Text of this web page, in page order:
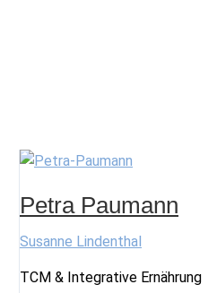
Petra Paumann
Susanne Lindenthal
TCM & Integrative Ernährung